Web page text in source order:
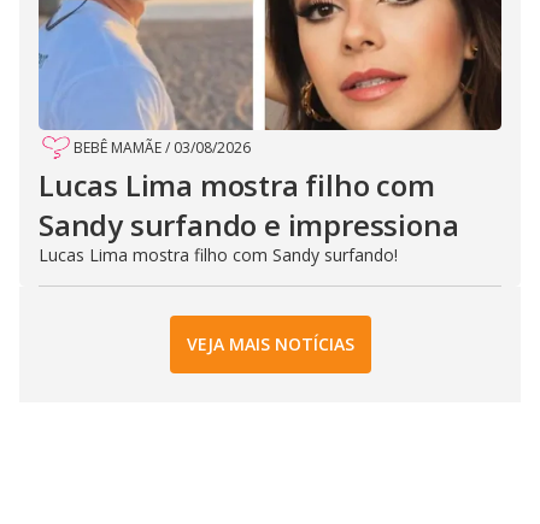
BEBÊ MAMÃE/ 03/08/2026
Lucas Lima mostra filho com
Sandy surfando e impressiona
Lucas Lima mostra filho com Sandy surfando!
VEJA MAIS NOTÍCIAS